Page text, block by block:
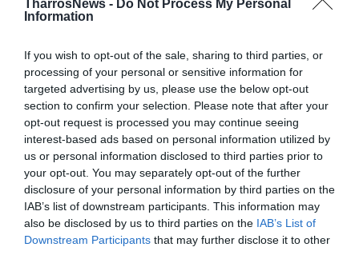
TharrosNews - Do Not Process My Personal
Information
If you wish to opt-out of the sale, sharing to third parties, or
processing of your personal or sensitive information for
targeted advertising by us, please use the below opt-out
section to confirm your selection. Please note that after your
opt-out request is processed you may continue seeing
interest-based ads based on personal information utilized by
us or personal information disclosed to third parties prior to
your opt-out. You may separately opt-out of the further
disclosure of your personal information by third parties on the
IAB’s list of downstream participants. This information may
also be disclosed by us to third parties on the IAB’s List of
Downstream Participants that may further disclose it to other
Facebook Twitter